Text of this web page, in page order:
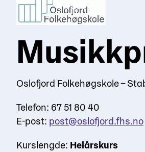
Oslofjord Folkehøgskole –
Telefon: 67 51 80 40
E-post: post@oslofjord.fhs.no
Kurslengde: Helårskurs